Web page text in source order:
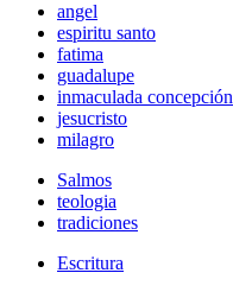
angel
espiritu santo
fatima
guadalupe
inmaculada concepción
jesucristo
milagro
Salmos
teologia
tradiciones
Escritura